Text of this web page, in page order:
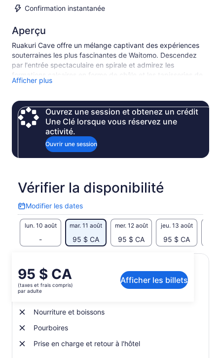
Confirmation instantanée
Aperçu
Ruakuri Cave offre un mélange captivant des expériences
souterraines les plus fascinantes de Waitomo. Descendez
par l'entrée spectaculaire en spirale et admirez les
formations calcaires en forme de châle et les tapisseries de
cristal qui se plient doucement. Écoutez le tonnerre lointain
luisants. Spectaculaire et unique, la grotte de Ruakuri offre
un mélange captivant des expériences souterraines les plus
fascinantes de Waitomo. Lors de cette visite touristique
d'une heure et demie, votre Guide vous emmènera à
proximité de vers luisants, de formations rupestres
élaborées, de rivières souterraines, de mythes, de légendes
Afficher plus
Ouvrez une session et obtenez un crédit
Une Clé lorsque vous réservez une
activité.
Ouvrir une session
Vérifier la disponibilité
Modifier les dates
Modifier
les
dates
lun. 10 août
-
mar. 11 août
95 $ CA
mer. 12 août
95 $ CA
jeu. 13 août
95 $ CA
Le
prix
est
par
95 $ CA
(taxes et frais compris)
par adulte
Afficher les billets
Inclusions et exclusions
Nourriture et boissons
Pourboires
Prise en charge et retour à l'hôtel